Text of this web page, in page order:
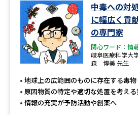
中毒への対
に幅広く貢
の専門家
関心ワード：情
岐阜医療科学大
森 博美 先生
地球上の広範囲のものに存在する毒物
原因物質の特定や適切な処置を考え
情報の充実が予防活動や創薬へ